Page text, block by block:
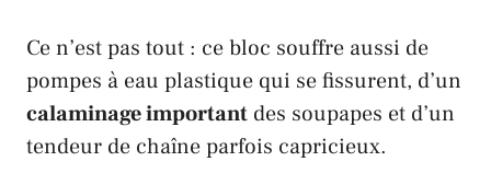
Ce n’est pas tout : ce bloc souffre aussi de
pompes à eau plastique qui se fissurent, d’un
calaminage important des soupapes et d’un
tendeur de chaîne parfois capricieux.